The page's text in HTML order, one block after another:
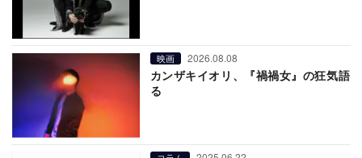
映画 2026.08.08
カンザキイオリ、『禍禍女』の狂気語
る